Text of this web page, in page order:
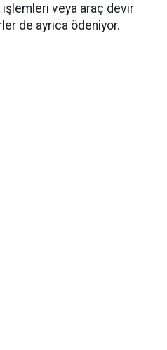
işlemleri veya araç devir
de ayrıca ödeniyor.